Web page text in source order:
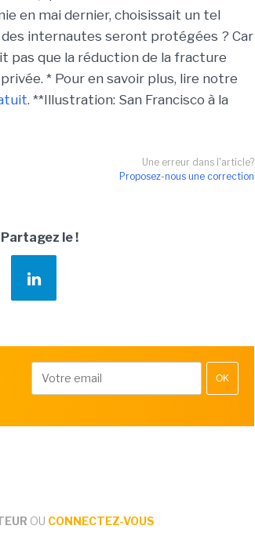
en mai dernier, choisissait un tel
internautes seront protégées ? Car
pas que la réduction de la fracture
* Pour en savoir plus, lire notre
. **Illustration: San Francisco à la
Une erreur dans l'article?
Proposez-nous une correction
Partagez le !
OK
OU CONNECTEZ-VOUS